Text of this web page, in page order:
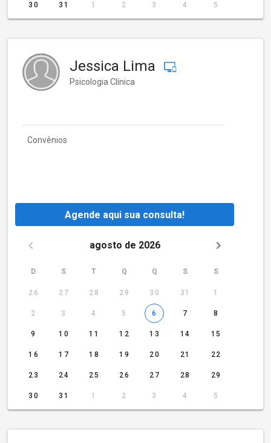
30 31 1 2 3 4 5
Jessica Lima
Psicologia Clínica
Convênios
Agende aqui sua consulta!
agosto de 2026
D S T Q Q S S
26 27 28 29 30 31 1
2 3 4 5 6 7 8
9 10 11 12 13 14 15
16 17 18 19 20 21 22
23 24 25 26 27 28 29
30 31 1 2 3 4 5